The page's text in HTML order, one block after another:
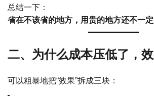
总结一下：
省在不该省的地方，用贵的地方还不一定
二、为什么成本压低了，
可以粗暴地把“效果”拆成三块：